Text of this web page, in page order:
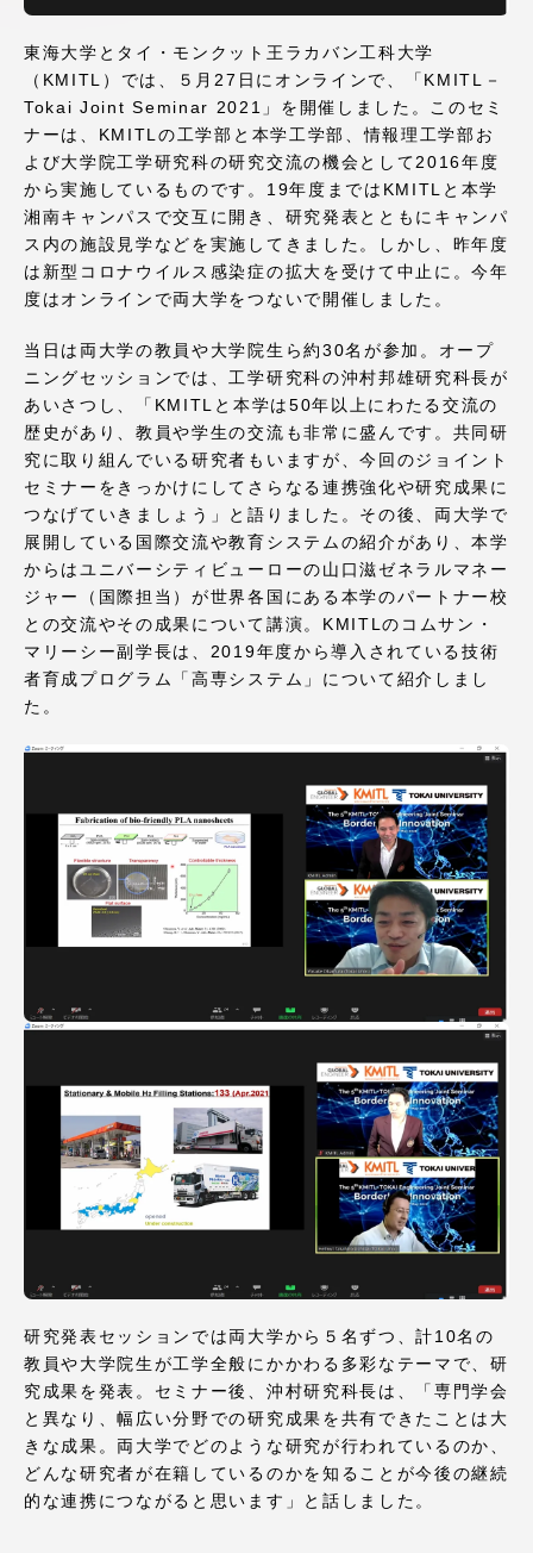
東海大学とタイ・モンクット王ラカバン工科大学
（KMITL）では、５月27日にオンラインで、「KMITL－
Tokai Joint Seminar 2021」を開催しました。このセミ
ナーは、KMITLの工学部と本学工学部、情報理工学部お
よび大学院工学研究科の研究交流の機会として2016年度
から実施しているものです。19年度まではKMITLと本学
湘南キャンパスで交互に開き、研究発表とともにキャンパ
ス内の施設見学などを実施してきました。しかし、昨年度
は新型コロナウイルス感染症の拡大を受けて中止に。今年
度はオンラインで両大学をつないで開催しました。
当日は両大学の教員や大学院生ら約30名が参加。オープ
ニングセッションでは、工学研究科の沖村邦雄研究科長が
あいさつし、「KMITLと本学は50年以上にわたる交流の
歴史があり、教員や学生の交流も非常に盛んです。共同研
究に取り組んでいる研究者もいますが、今回のジョイント
セミナーをきっかけにしてさらなる連携強化や研究成果に
つなげていきましょう」と語りました。その後、両大学で
展開している国際交流や教育システムの紹介があり、本学
からはユニバーシティビューローの山口滋ゼネラルマネー
ジャー（国際担当）が世界各国にある本学のパートナー校
との交流やその成果について講演。KMITLのコムサン・
マリーシー副学長は、2019年度から導入されている技術
者育成プログラム「高専システム」について紹介しまし
た。
研究発表セッションでは両大学から５名ずつ、計10名の
教員や大学院生が工学全般にかかわる多彩なテーマで、研
究成果を発表。セミナー後、沖村研究科長は、「専門学会
と異なり、幅広い分野での研究成果を共有できたことは大
きな成果。両大学でどのような研究が行われているのか、
どんな研究者が在籍しているのかを知ることが今後の継続
的な連携につながると思います」と話しました。
品川キャンパス 湘南キャンパス
伊勢原キャンパス 静岡キャンパス
熊本キャンパス
阿蘇くまもと
臨空キャンパス
札幌キャンパス
TOKAIスポーツ
ニュースリリース
認証評価
教育研究上の目的及び養成する人材像と３つの
資料請求 お問い合わせ
在学生・保護者向けポータル（TIPS） 本学教職員向け情報
中文